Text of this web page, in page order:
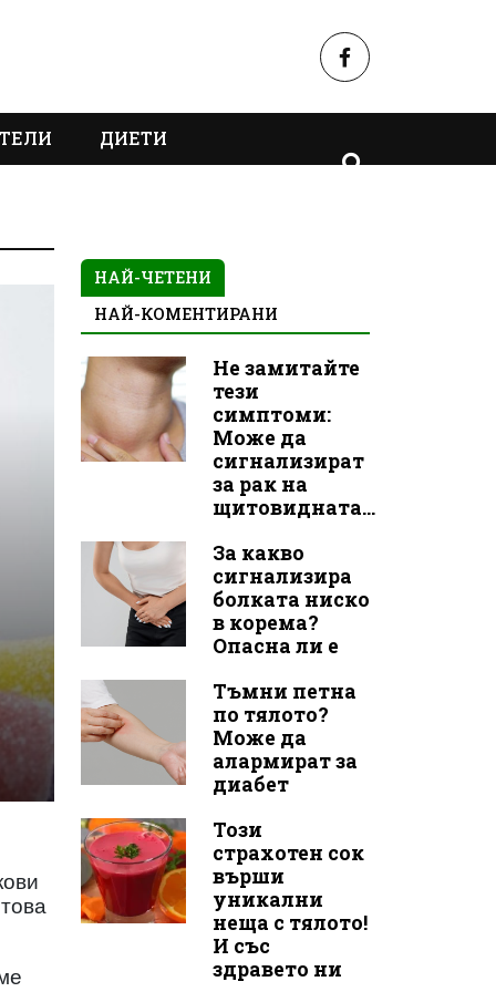
ДИЕТИ
НАЙ-ЧЕТЕНИ
НАЙ-КОМЕНТИРАНИ
Не замитайте
тези
симптоми:
Може да
сигнализират
за рак на
щитовидната...
За какво
сигнализира
болката ниско
в корема?
Опасна ли е
Тъмни петна
по тялото?
Може да
алармират за
диабет
Този
страхотен сок
върши
уникални
неща с тялото!
И със
здравето ни